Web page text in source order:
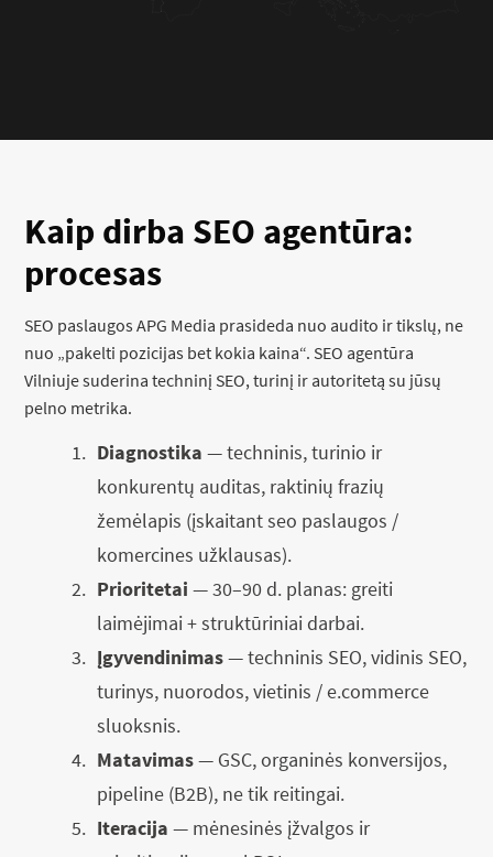
Kaip dirba SEO agentūra:
procesas
SEO paslaugos APG Media prasideda nuo audito ir tikslų, ne
nuo „pakelti pozicijas bet kokia kaina“. SEO agentūra
Vilniuje suderina techninį SEO, turinį ir autoritetą su jūsų
pelno metrika.
Diagnostika — techninis, turinio ir
konkurentų auditas, raktinių frazių
žemėlapis (įskaitant seo paslaugos /
komercines užklausas).
Prioritetai — 30–90 d. planas: greiti
laimėjimai + struktūriniai darbai.
Įgyvendinimas— techninis SEO, vidinis SEO,
turinys, nuorodos, vietinis / e.commerce
sluoksnis.
Matavimas— GSC, organinės konversijos,
pipeline (B2B), ne tik reitingai.
Iteracija — mėnesinės įžvalgos ir